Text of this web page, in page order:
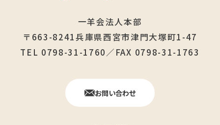
一羊会法人本部
〒663-8241兵庫県西宮市津門大塚町1-47
TEL 0798-31-1760／FAX 0798-31-1763
お問い合わせ